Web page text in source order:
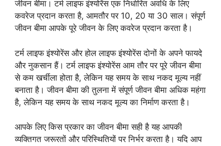
जीवन बीमा। टर्म लाइफ इंश्योरेंस एक निर्धारित अवधि के लिए
कवरेज प्रदान करता है, आमतौर पर 10, 20 या 30 साल। संपूर्ण
जीवन बीमा आपके पूरे जीवन के लिए कवरेज प्रदान करता है।
टर्म लाइफ इंश्योरेंस और होल लाइफ इंश्योरेंस दोनों के अपने फायदे
और नुकसान हैं। टर्म लाइफ इंश्योरेंस आम तौर पर पूरे जीवन बीमा
से कम खर्चीला होता है, लेकिन यह समय के साथ नकद मूल्य नहीं
बनाता है। जीवन बीमा की तुलना में संपूर्ण जीवन बीमा अधिक महंगा
है, लेकिन यह समय के साथ नकद मूल्य का निर्माण करता है।
आपके लिए किस प्रकार का जीवन बीमा सही है यह आपकी
व्यक्तिगत जरूरतों और परिस्थितियों पर निर्भर करता है। यदि आप